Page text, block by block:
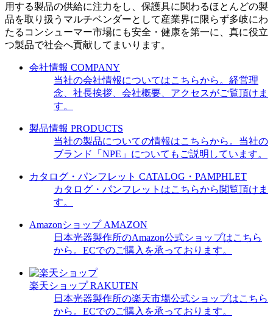
用する製品の供給に注力をし、保護具に関わるほとんどの製
品を取り扱うマルチベンダーとして産業界に限らず多岐にわ
たるコンシューマー市場にも安全・健康を第一に、真に役立
つ製品で社会へ貢献してまいります。
会社情報 COMPANY
当社の会社情報についてはこちらから。経営理
念、社長挨拶、会社概要、アクセスがご覧頂けま
す。
製品情報 PRODUCTS
当社の製品についての情報はこちらから。当社の
ブランド「NPE」についてもご説明しています。
カタログ・パンフレット CATALOG・PAMPHLET
カタログ・パンフレットはこちらから閲覧頂けま
す。
Amazonショップ AMAZON
日本光器製作所のAmazon公式ショップはこちら
から。ECでのご購入を承っております。
楽天ショップ RAKUTEN
日本光器製作所の楽天市場公式ショップはこちら
から。ECでのご購入を承っております。